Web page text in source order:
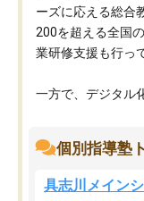
ーズに応える総合
200を超える全国
業研修支援も行っ
一方で、デジタル化
個別指導塾
具志川メイン